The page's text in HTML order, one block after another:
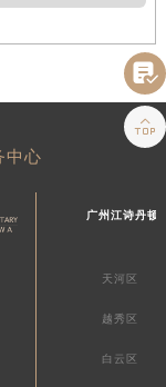
中心
广州江诗丹顿
天河区
越秀区
白云区

